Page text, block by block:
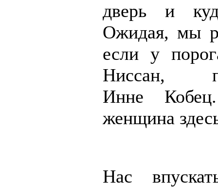
дверь и
Ожидая, мы
если у
Ниссан,
Инне
женщина
Нас